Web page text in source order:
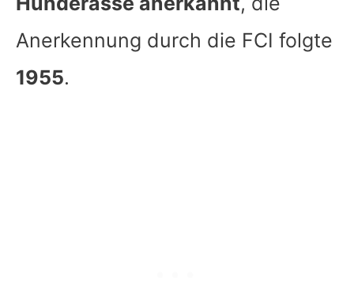
Anerkennung durch die FCI folgte
1955.